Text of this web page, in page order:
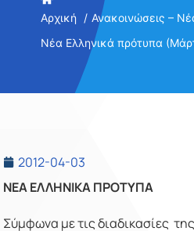
Αρχική
Ανακοινώσεις –
Νέα Ελληνικά πρότυπα
2012-04-03
NEA ΕΛΛΗΝΙΚΑ ΠΡΟΤΥΠΑ
Σύμφωνα με τις διαδικασίες